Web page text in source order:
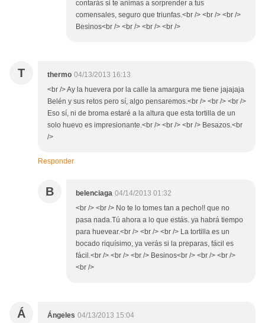
contarás si te animas a sorprender a tus
comensales, seguro que triunfas.<br /> <br /> <br />
Besinos<br /> <br /> <br /> <br />
T thermo 04/13/2013 16:13
<br /> Ay la huevera por la calle la amargura me tiene jajajaja
Belén y sus retos pero sí, algo pensaremos.<br /> <br /> <br />
Eso sí, ni de broma estaré a la altura que esta tortilla de un
solo huevo es impresionante.<br /> <br /> <br /> Besazos.<br
/>
Responder
B belenciaga 04/14/2013 01:32
<br /> <br /> No te lo tomes tan a pecho!! que no
pasa nada.Tú ahora a lo que estás. ya habrá tiempo
para huevear.<br /> <br /> <br /> La tortilla es un
bocado riquísimo, ya verás si la preparas, fácil es
fácil.<br /> <br /> <br /> Besinos<br /> <br /> <br />
<br />
Á Ángeles 04/13/2013 15:04